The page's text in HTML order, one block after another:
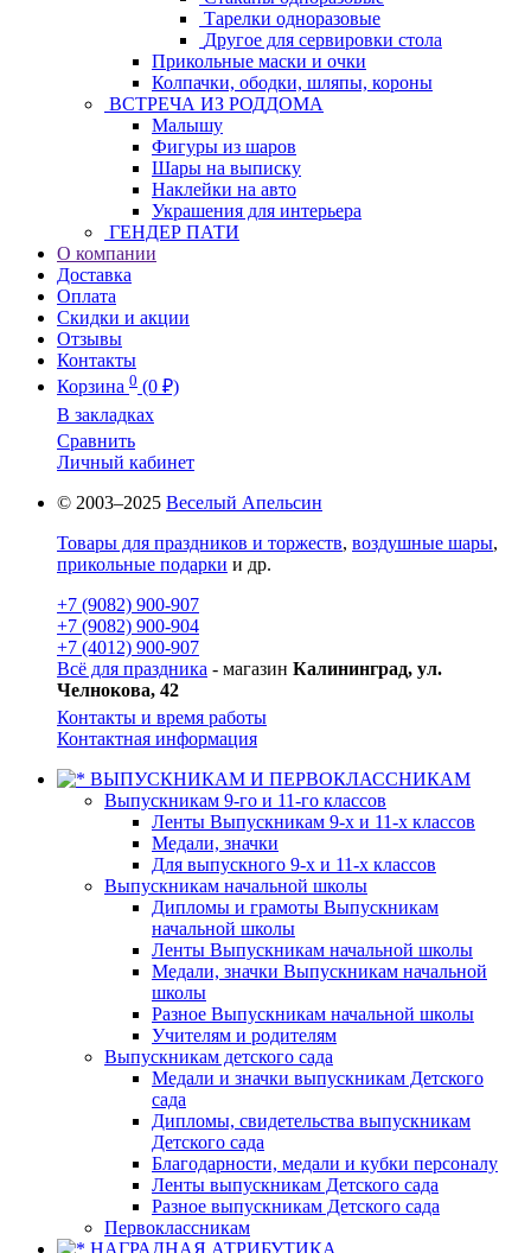
Тарелки одноразовые
Другое для сервировки стола
Прикольные маски и очки
Колпачки, ободки, шляпы, короны
ВСТРЕЧА ИЗ РОДДОМА
Малышу
Фигуры из шаров
Шары на выписку
Наклейки на авто
Украшения для интерьера
ГЕНДЕР ПАТИ
О компании
Доставка
Оплата
Скидки и акции
Отзывы
Контакты
Корзина 0 (0 ₽)
В закладках
Сравнить
Личный кабинет
© 2003–2025 Веселый Апельсин
Товары для праздников и торжеств, воздушные шары,
прикольные подарки и др.
+7 (9082) 900-907
+7 (9082) 900-904
+7 (4012) 900-907
Всё для праздника - магазин Калининград, ул.
Челнокова, 42
Контакты и время работы
Контактная информация
ВЫПУСКНИКАМ И ПЕРВОКЛАССНИКАМ
Выпускникам 9-го и 11-го классов
Ленты Выпускникам 9-х и 11-х классов
Медали, значки
Для выпускного 9-х и 11-х классов
Выпускникам начальной школы
Дипломы и грамоты Выпускникам
начальной школы
Ленты Выпускникам начальной школы
Медали, значки Выпускникам начальной
школы
Разное Выпускникам начальной школы
Учителям и родителям
Выпускникам детского сада
Медали и значки выпускникам Детского
сада
Дипломы, свидетельства выпускникам
Детского сада
Благодарности, медали и кубки персоналу
Ленты выпускникам Детского сада
Разное выпускникам Детского сада
Первоклассникам
НАГРАДНАЯ АТРИБУТИКА